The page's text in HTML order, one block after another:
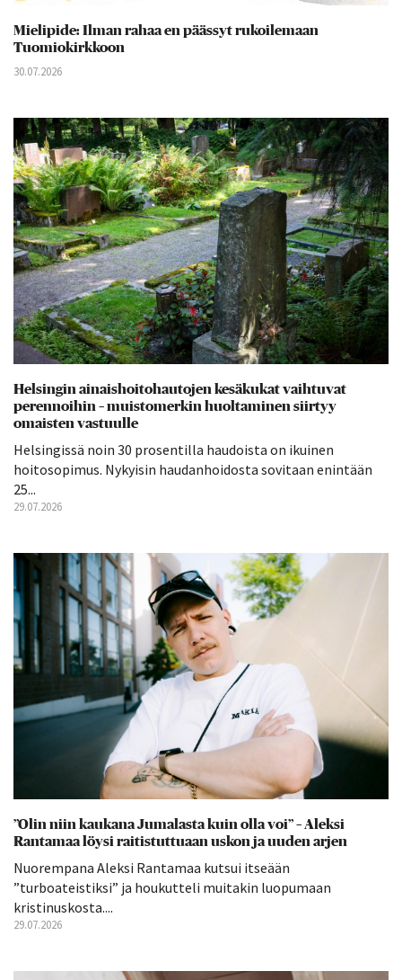
Mielipide: Ilman rahaa en päässyt rukoilemaan
Tuomiokirkkoon
30.07.2026
Helsingin ainaishoitohautojen kesäkukat vaihtuvat
perennoihin – muistomerkin huoltaminen siirtyy
omaisten vastuulle
Helsingissä noin 30 prosentilla haudoista on ikuinen
hoitosopimus. Nykyisin haudanhoidosta sovitaan enintään
25...
29.07.2026
”Olin niin kaukana Jumalasta kuin olla voi” – Aleksi
Rantamaa löysi raitistuttuaan uskon ja uuden arjen
Nuorempana Aleksi Rantamaa kutsui itseään
”turboateistiksi” ja houkutteli muitakin luopumaan
kristinuskosta....
29.07.2026